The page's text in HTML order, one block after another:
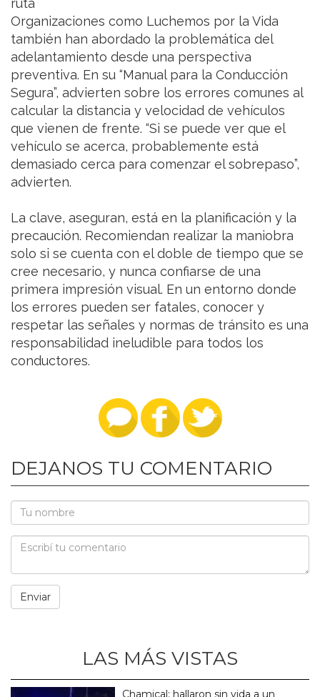
ruta
Organizaciones como Luchemos por la Vida
también han abordado la problemática del
adelantamiento desde una perspectiva
preventiva. En su “Manual para la Conducción
Segura”, advierten sobre los errores comunes al
calcular la distancia y velocidad de vehículos
que vienen de frente. “Si se puede ver que el
vehículo se acerca, probablemente está
demasiado cerca para comenzar el sobrepaso”,
advierten.
La clave, aseguran, está en la planificación y la
precaución. Recomiendan realizar la maniobra
solo si se cuenta con el doble de tiempo que se
cree necesario, y nunca confiarse de una
primera impresión visual. En un entorno donde
los errores pueden ser fatales, conocer y
respetar las señales y normas de tránsito es una
responsabilidad ineludible para todos los
conductores.
DEJANOS TU COMENTARIO
LAS MÁS VISTAS
Chamical: hallaron sin vida a un